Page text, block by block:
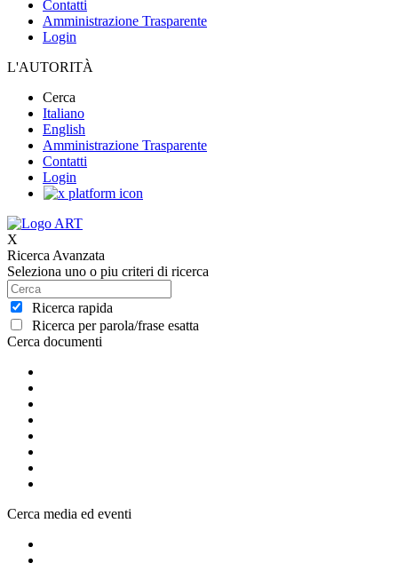
Contatti
Amministrazione Trasparente
Login
L'AUTORITÀ
Cerca
Italiano
English
Amministrazione Trasparente
Contatti
Login
X
Ricerca Avanzata
Seleziona uno o piu criteri di ricerca
Ricerca rapida
Ricerca per parola/frase esatta
Cerca documenti
Cerca media ed eventi